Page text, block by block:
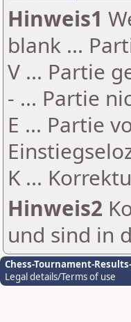
Hinweis1
blank ...
V ... Partie
- ... Partie
E ... Partie
K ...
Hinweis2
und sind in
Chess-Tournament-
Legal details/Terms of use